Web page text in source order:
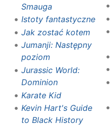
Smauga
Istoty fantastyczne
Jak zostać kotem
Jumanji: Następny
poziom
Jurassic World:
Dominion
Karate Kid
Kevin Hart's Guide
to Black History